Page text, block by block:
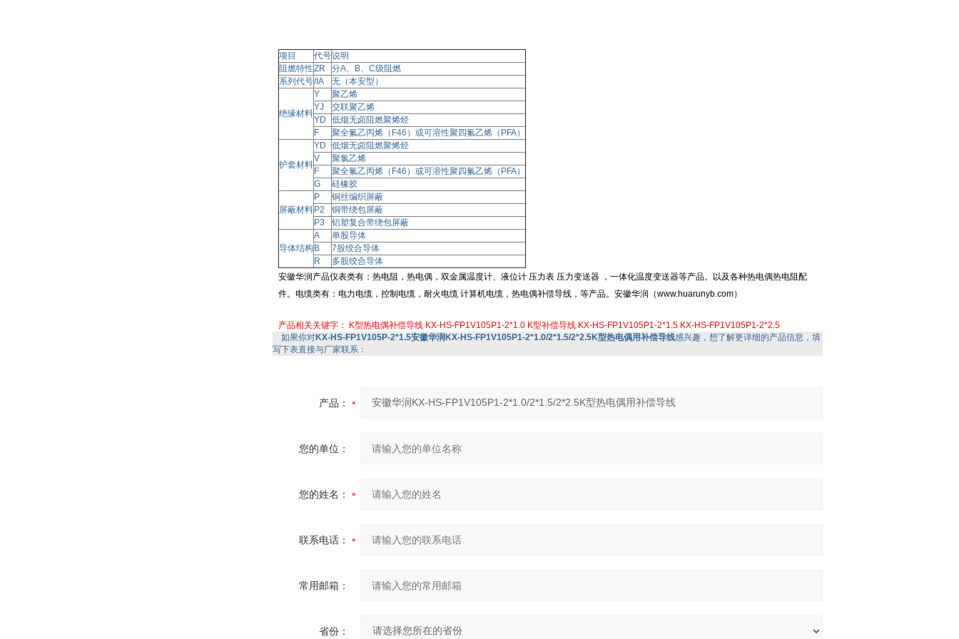
项目 代号说明
阻燃特性ZR
分A、B、C级阻燃
系列代号/IA 无（本安型）
绝缘材料
Y
聚乙烯
YJ
交联聚乙烯
YD
低烟无卤阻燃聚烯烃
F
聚全氟乙丙烯（F46）或可溶性聚四氟乙烯（PFA）
护套材料
YD
低烟无卤阻燃聚烯烃
V
聚氯乙烯
F
聚全氟乙丙烯（F46）或可溶性聚四氟乙烯（PFA）
G
硅橡胶
屏蔽材料
P
铜丝编织屏蔽
P2
铜带绕包屏蔽
P3
铝塑复合带绕包屏蔽
导体结构
A
单股导体
B
7股绞合导体
R
多股绞合导体
安徽华润产品仪表类有：热电阻，热电偶，双金属温度计、液位计 压力表 压力变送器 ，一体化温度变送器等产品。以及各种热电偶热电阻配
件。电缆类有：电力电缆，控制电缆，耐火电缆 计算机电缆，热电偶补偿导线，等产品。安徽华润（www.huarunyb.com）
产品相关关键字： K型热电偶补偿导线 KX-HS-FP1V105P1-2*1.0 K型补偿导线 KX-HS-FP1V105P1-2*1.5 KX-HS-FP1V105P1-2*2.5
如果你对KX-HS-FP1V105P-2*1.5安徽华润KX-HS-FP1V105P1-2*1.0/2*1.5/2*2.5K型热电偶用补偿导线感兴趣，想了解更详细的产品信息，填
写下表直接与厂家联系：
产品：
您的单位：
您的姓名：
联系电话：
常用邮箱：
省份：